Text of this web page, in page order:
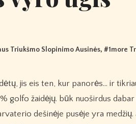
Triukšmo Slopinimo Ausinės, #1more
golfo žaidėjų. būk nuoširdus
dešinėje pusėje yra